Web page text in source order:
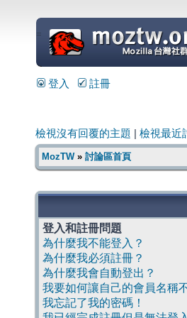
=
登入 註冊
檢視沒有回覆的主題 檢視最近
MozTW» 討論區首頁
登入和註冊問題
為什麼我不能登入？
為什麼我必須註冊？
為什麼我會自動登出？
我要如何讓自己的會員名稱
我忘記了我的密碼！